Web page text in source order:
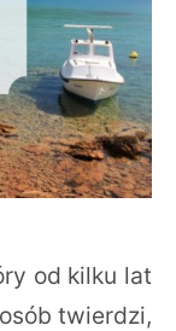
od kilku lat
twierdzi,